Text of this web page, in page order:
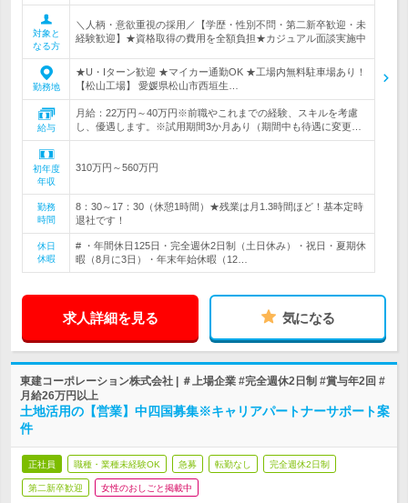
対象と
なる方
＼人柄・意欲重視の採用／【学歴・性別不問・第二新卒歓迎・未
経験歓迎】★資格取得の費用を全額負担★カジュアル面談実施中
勤務地
★U・Iターン歓迎 ★マイカー通勤OK ★工場内無料駐車場あり！
【松山工場】 愛媛県松山市西垣生…
給与
月給：22万円～40万円※前職やこれまでの経験、スキルを考慮
し、優遇します。※試用期間3か月あり（期間中も待遇に変更…
初年度
年収
310万円～560万円
勤務
時間
8：30～17：30（休憩1時間）★残業は月1.3時間ほど！基本定時
退社です！
休日
休暇
# ・年間休日125日・完全週休2日制（土日休み）・祝日・夏期休
暇（8月に3日）・年末年始休暇（12…
求人詳細を見る 気になる
東建コーポレーション株式会社 | ＃上場企業 #完全週休2日制 #賞与年2回 #
月給26万円以上
土地活用の【営業】中四国募集※キャリアパートナーサポート案
件
正社員 職種・業種未経験OK 急募 転勤なし 完全週休2日制
第二新卒歓迎 女性のおしごと掲載中